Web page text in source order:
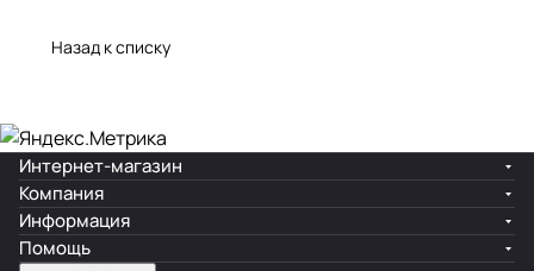
Назад к списку
Интернет-магазин
Компания
Информация
Помощь